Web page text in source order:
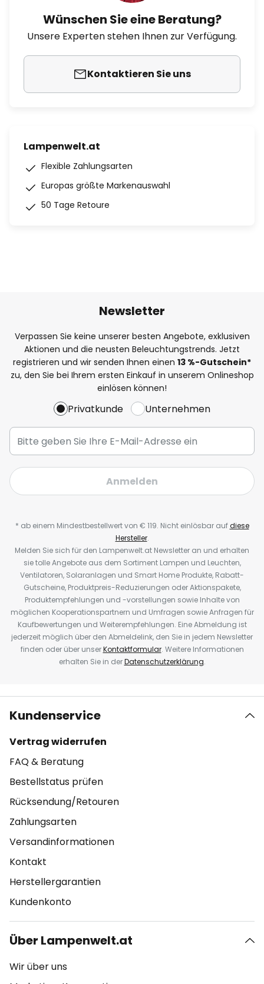
Wünschen Sie eine Beratung?
Unsere Experten stehen Ihnen zur Verfügung.
Kontaktieren Sie uns
Lampenwelt.at
Flexible Zahlungsarten
Europas größte Markenauswahl
50 Tage Retoure
Newsletter
Verpassen Sie keine unserer besten Angebote, exklusiven
Aktionen und die neusten Beleuchtungstrends. Jetzt
registrieren und wir senden Ihnen einen 13 %-Gutschein*
zu, den Sie bei Ihrem ersten Einkauf in unserem Onlineshop
einlösen können!
Privatkunde Unternehmen
Anmelden
* ab einem Mindestbestellwert von € 119. Nicht einlösbar aufdiese
Hersteller.
Melden Sie sich für den Lampenwelt.at Newsletter an und erhalten
sie tolle Angebote aus dem Sortiment Lampen und Leuchten,
Ventilatoren, Solaranlagen und Smart Home Produkte, Rabatt-
Gutscheine, Produktpreis-Reduzierungen oder Aktionspakete,
Produktempfehlungen und -vorstellungen sowie Inhalte von
möglichen Kooperationspartnern und Umfragen sowie Anfragen für
Kaufbewertungen und Weiterempfehlungen. Eine Abmeldung ist
jederzeit möglich über den Abmeldelink, den Sie in jedem Newsletter
finden oder über unserKontaktformular. Weitere Informationen
erhalten Sie in derDatenschutzerklärung.
Kundenservice
Vertrag widerrufen
FAQ & Beratung
Bestellstatus prüfen
Rücksendung/Retouren
Zahlungsarten
Versandinformationen
Kontakt
Herstellergarantien
Kundenkonto
Über Lampenwelt.at
Wir über uns